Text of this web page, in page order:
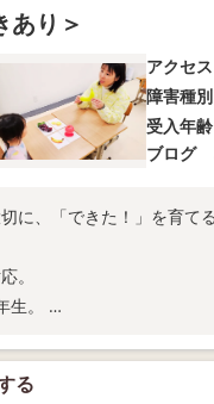
あり＞
アクセス
障害種別
受入年齢
ブログ
に、「できた！」を育て
。
生。
る